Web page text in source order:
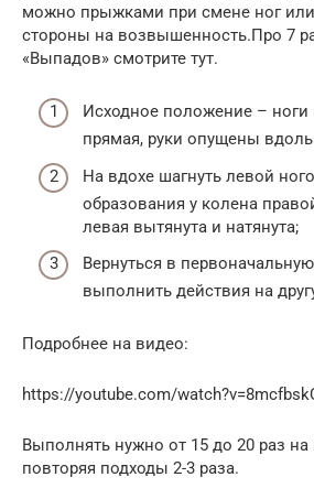
можно прыжками при смене ног
стороны на возвышенность.Про 7
«Выпадов» смотрите тут.
Исходное положение – ноги
прямая, руки опущены
На вдохе шагнуть левой
образования у колена
левая вытянута и натянута;
Вернуться в
выполнить действия на
Подробнее на видео:
https://youtube.com/
Выполнять нужно от 15 до 20 раз
повторяя подходы 2-3 раза.